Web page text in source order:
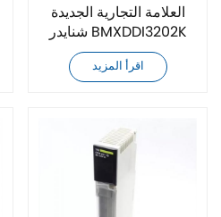
العلامة التجارية الجديدة
شنايدر BMXDDI3202K
وحدة الإدخال المنفصلة
اقرأ المزيد